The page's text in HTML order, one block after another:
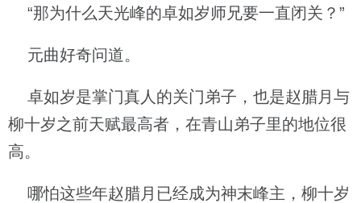
“那为什么天光峰的卓如岁师兄要一直闭关？”
元曲好奇问道。
卓如岁是掌门真人的关门弟子，也是赵腊月与
柳十岁之前天赋最高者，在青山弟子里的地位很
高。
哪怕这些年赵腊月已经成为神末峰主，柳十岁